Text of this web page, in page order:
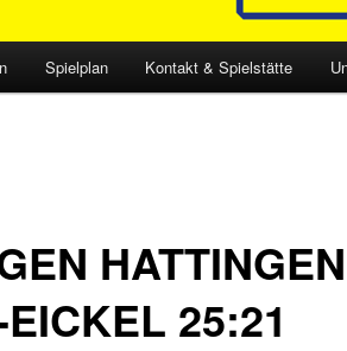
Spielplan Kontakt & Spielstätte
25:21